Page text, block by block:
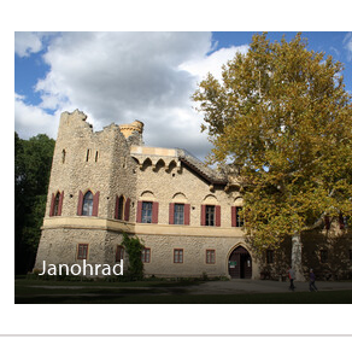
Janohrad